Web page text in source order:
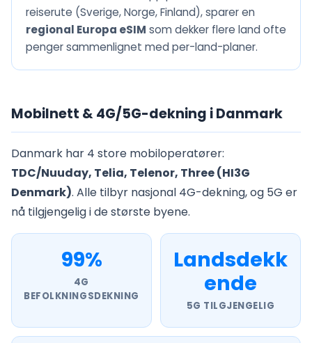
reiserute (Sverige, Norge, Finland), sparer en
regional Europa eSIM som dekker flere land ofte
penger sammenlignet med per-land-planer.
Mobilnett & 4G/5G-dekning i Danmark
Danmark har 4 store mobiloperatører:
TDC/Nuuday, Telia, Telenor, Three (HI3G
Denmark). Alle tilbyr nasjonal 4G-dekning, og 5G er
nå tilgjengelig i de største byene.
99%
4G
BEFOLKNINGSDEKNING
Landsdekk
ende
5G TILGJENGELIG